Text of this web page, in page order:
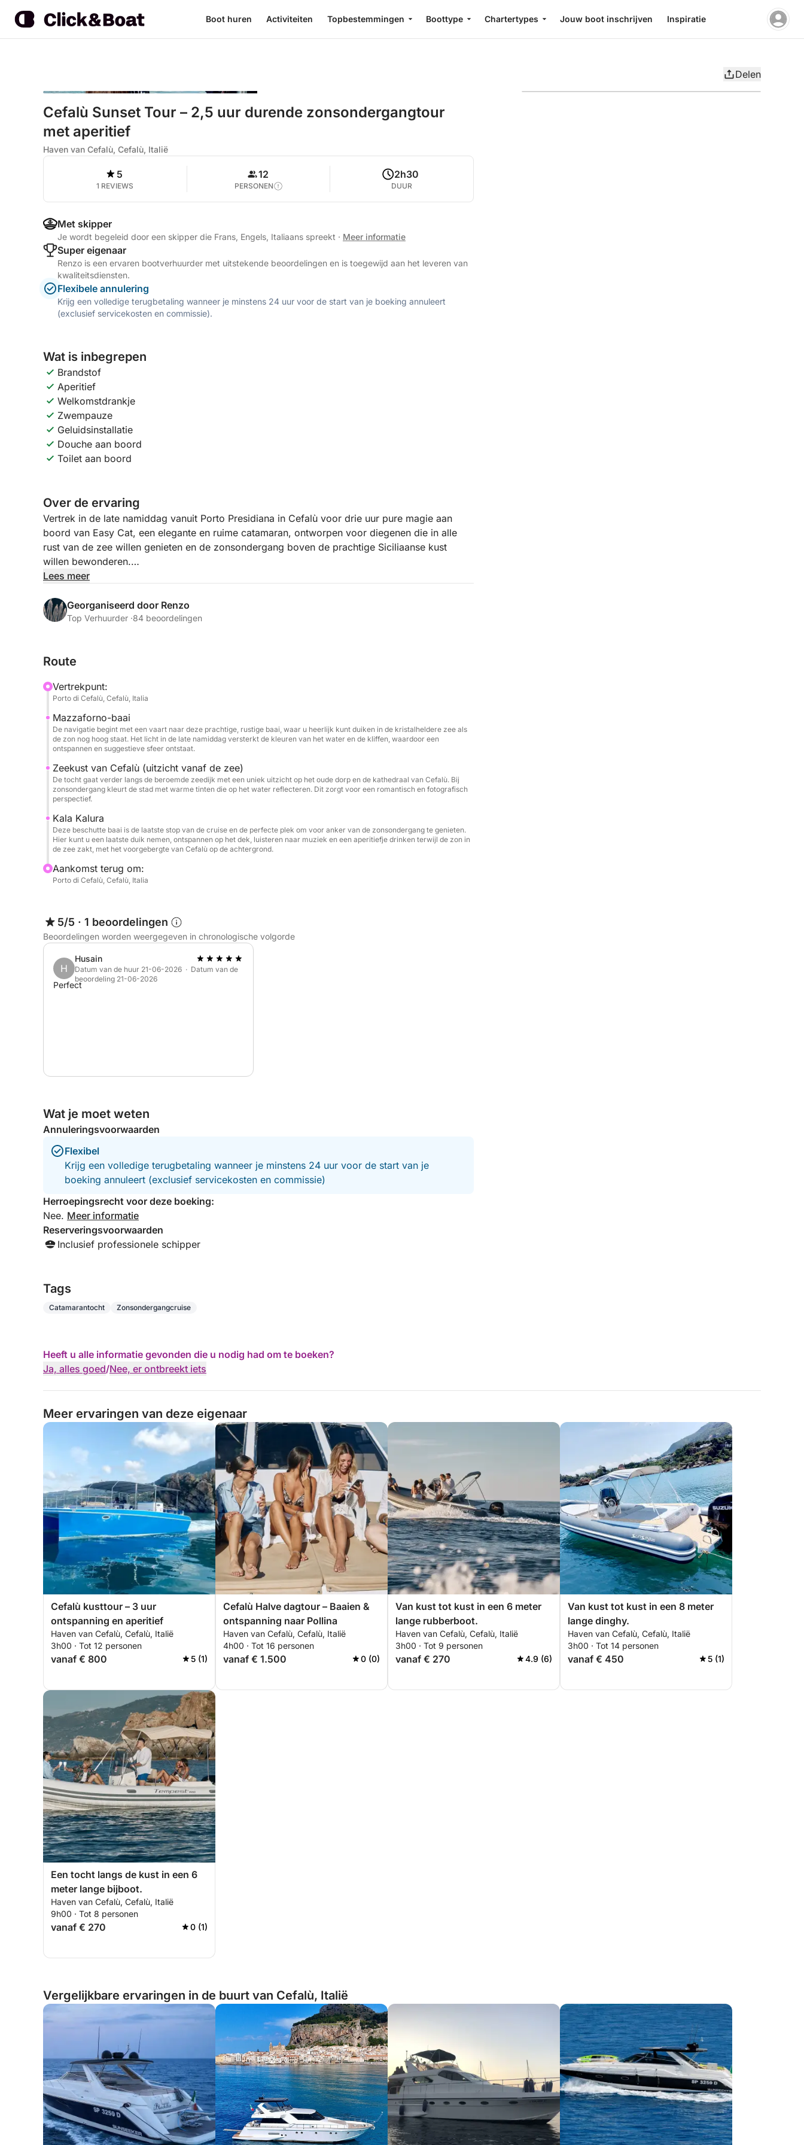
Boot huren Activiteiten Topbestemmingen Boottype Chartertypes Jouw boot inschrijven Inspiratie
Delen
Cefalù Sunset Tour – 2,5 uur durende zonsondergangtour
met aperitief
Haven van Cefalù, Cefalù, Italië
5
1 REVIEWS
12
PERSONEN
2h30
DUUR
Met skipper
Je wordt begeleid door een skipper die Frans, Engels, Italiaans spreekt · Meer informatie
Super eigenaar
Renzo is een ervaren bootverhuurder met uitstekende beoordelingen en is toegewijd aan het leveren van
kwaliteitsdiensten.
Flexibele annulering
Krijg een volledige terugbetaling wanneer je minstens 24 uur voor de start van je boeking annuleert
(exclusief servicekosten en commissie).
Wat is inbegrepen
Brandstof
Aperitief
Welkomstdrankje
Zwempauze
Geluidsinstallatie
Douche aan boord
Toilet aan boord
Over de ervaring
Vertrek in de late namiddag vanuit Porto Presidiana in Cefalù voor drie uur pure magie aan
boord van Easy Cat, een elegante en ruime catamaran, ontworpen voor diegenen die in alle
rust van de zee willen genieten en de zonsondergang boven de prachtige Siciliaanse kust
willen bewonderen.
met zijn vredige sfeer en kristalhelder water; de kust van Cefalù, die bij zonsondergang in
gouden licht schittert; en Cala Kalura, waar u kunt zwemmen of gewoon ontspannen op het
Aan boord vindt u alles wat u nodig heeft voor een bijzondere ervaring: een welkomstdrankje
buitendouche, toiletten, schaduwrijke plekken en ontspanningsruimtes waar u in alle rust kunt
👉 De prijs is geldig voor maximaal 12 personen. Voor elke extra persoon geldt een toeslag
van € 50.
Deze zonsondergangtour is perfect voor stellen, vriendengroepen of privéfeesten en de ideale
manier om de dag in stijl af te sluiten, met muziek, de zee en een drankje in de hand.
Lees meer
Georganiseerd door Renzo
Top Verhuurder ·84 beoordelingen
Route
Vertrekpunt:
Porto di Cefalù, Cefalù, Italia
Mazzaforno-baai
De navigatie begint met een vaart naar deze prachtige, rustige baai, waar u heerlijk kunt duiken in de kristalheldere zee als
de zon nog hoog staat. Het licht in de late namiddag versterkt de kleuren van het water en de kliffen, waardoor een
ontspannen en suggestieve sfeer ontstaat.
Zeekust van Cefalù (uitzicht vanaf de zee)
De tocht gaat verder langs de beroemde zeedijk met een uniek uitzicht op het oude dorp en de kathedraal van Cefalù. Bij
zonsondergang kleurt de stad met warme tinten die op het water reflecteren. Dit zorgt voor een romantisch en fotografisch
perspectief.
Kala Kalura
Deze beschutte baai is de laatste stop van de cruise en de perfecte plek om voor anker van de zonsondergang te genieten.
Hier kunt u een laatste duik nemen, ontspannen op het dek, luisteren naar muziek en een aperitiefje drinken terwijl de zon in
de zee zakt, met het voorgebergte van Cefalù op de achtergrond.
Aankomst terug om:
Porto di Cefalù, Cefalù, Italia
5/5 · 1 beoordelingen
Beoordelingen worden weergegeven in chronologische volgorde
H
Husain
Datum van de huur 21-06-2026 · Datum van de
beoordeling 21-06-2026
Perfect
Wat je moet weten
Annuleringsvoorwaarden
Flexibel
Krijg een volledige terugbetaling wanneer je minstens 24 uur voor de start van je
boeking annuleert (exclusief servicekosten en commissie)
Herroepingsrecht voor deze boeking:
Nee. Meer informatie
Reserveringsvoorwaarden
Inclusief professionele schipper
Tags
Catamarantocht Zonsondergangcruise
Heeft u alle informatie gevonden die u nodig had om te boeken?
Ja, alles goed/Nee, er ontbreekt iets
Meer ervaringen van deze eigenaar
Cefalù kusttour – 3 uur
ontspanning en aperitief
Haven van Cefalù, Cefalù, Italië
3h00 · Tot 12 personen
vanaf € 800 5 (1)
Cefalù Halve dagtour – Baaien &
ontspanning naar Pollina
Haven van Cefalù, Cefalù, Italië
4h00 · Tot 16 personen
vanaf € 1.500 0 (0)
Van kust tot kust in een 6 meter
lange rubberboot.
Haven van Cefalù, Cefalù, Italië
3h00 · Tot 9 personen
vanaf € 270 4.9 (6)
Van kust tot kust in een 8 meter
lange dinghy.
Haven van Cefalù, Cefalù, Italië
3h00 · Tot 14 personen
vanaf € 450 5 (1)
Een tocht langs de kust in een 6
meter lange bijboot.
Haven van Cefalù, Cefalù, Italië
9h00 · Tot 8 personen
vanaf € 270 0 (1)
Vergelijkbare ervaringen in de buurt van Cefalù, Italië